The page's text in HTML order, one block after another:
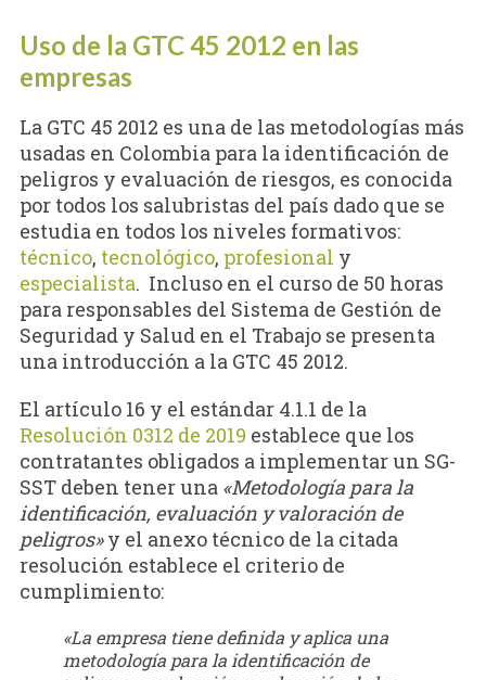
Uso de la GTC 45 2012 en las
empresas
La GTC 45 2012 es una de las metodologías más
usadas en Colombia para la identificación de
peligros y evaluación de riesgos, es conocida
por todos los salubristas del país dado que se
estudia en todos los niveles formativos:
técnico, tecnológico, profesional y
especialista. Incluso en el curso de 50 horas
para responsables del Sistema de Gestión de
Seguridad y Salud en el Trabajo se presenta
una introducción a la GTC 45 2012.
El artículo 16 y el estándar 4.1.1 de la
Resolución 0312 de 2019 establece que los
contratantes obligados a implementar un SG-
SST deben tener una «Metodología para la
identificación, evaluación y valoración de
peligros»y el anexo técnico de la citada
resolución establece el criterio de
cumplimiento:
«La empresa tiene definida y aplica una
metodología para la identificación de